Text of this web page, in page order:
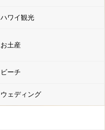
ハワイ観光
お土産
ビーチ
ウェディング